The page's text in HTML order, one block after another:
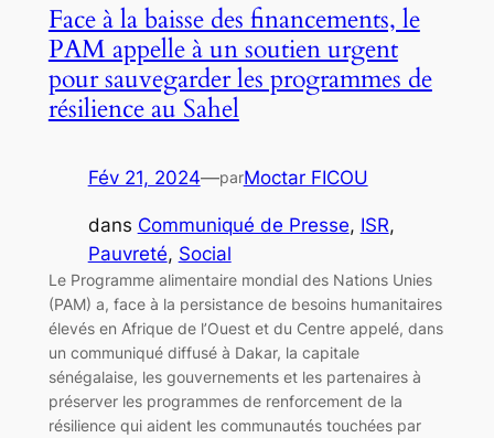
Face à la baisse des financements, le
PAM appelle à un soutien urgent
pour sauvegarder les programmes de
résilience au Sahel
Fév 21, 2024—parMoctar FICOU
dans Communiqué de Presse, ISR
Pauvreté, Social
Le Programme alimentaire mondial des Nations Unies
(PAM) a, face à la persistance de besoins humanitaires
élevés en Afrique de l’Ouest et du Centre appelé, dans
un communiqué diffusé à Dakar, la capitale
sénégalaise, les gouvernements et les partenaires à
préserver les programmes de renforcement de la
résilience qui aident les communautés touchées par